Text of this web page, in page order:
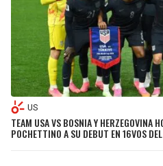
US
TEAM USA VS BOSNIA Y HERZEGOVINA
POCHETTINO A SU DEBUT EN 16VOS